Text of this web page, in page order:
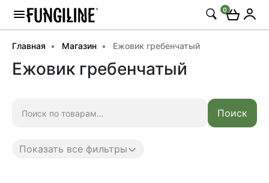
0
Главная Магазин Ежовик гребенчатый
Ежовик гребенчатый
Поиск
Показать все фильтры